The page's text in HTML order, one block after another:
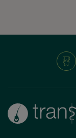
Hoe